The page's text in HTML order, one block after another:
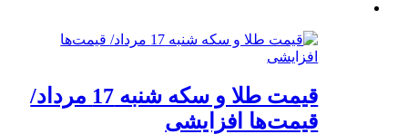
قیمت طلا و سکه شنبه 17 مرداد/
قیمت‌ها افزایشی